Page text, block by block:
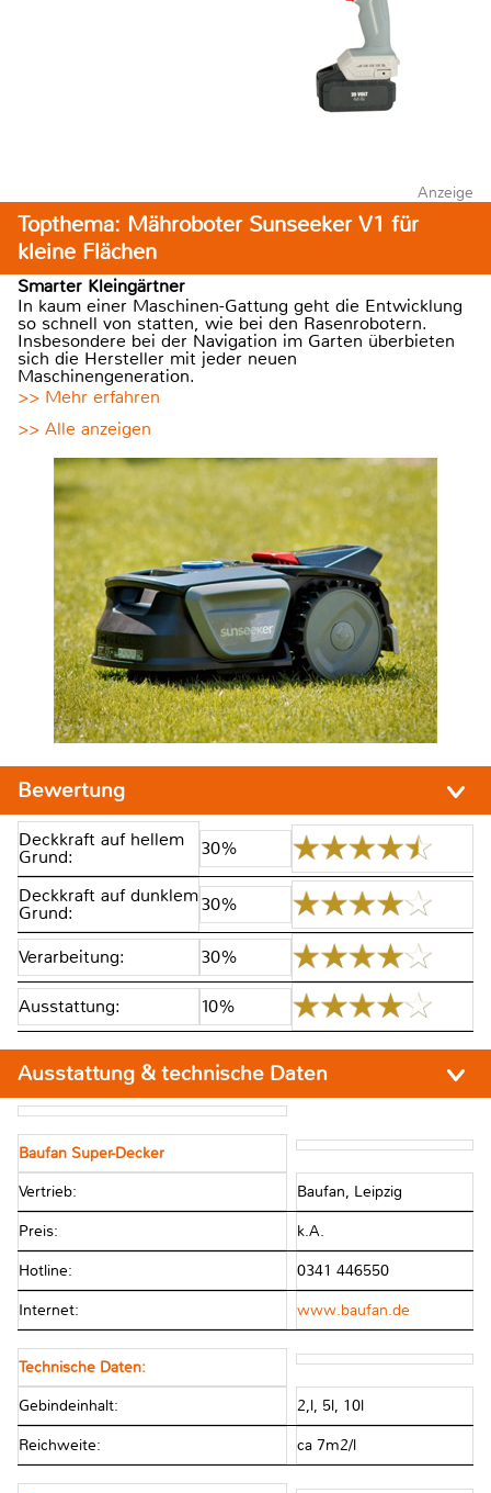
Anzeige
Topthema: Mähroboter Sunseeker V1 für
kleine Flächen
Smarter Kleingärtner
In kaum einer Maschinen-Gattung geht die Entwicklung
so schnell von statten, wie bei den Rasenrobotern.
Insbesondere bei der Navigation im Garten überbieten
sich die Hersteller mit jeder neuen
Maschinengeneration.
>> Mehr erfahren
>> Alle anzeigen
Bewertung
Deckkraft auf hellem
Grund: 30%
Deckkraft auf dunklem
Grund: 30%
Verarbeitung: 30%
Ausstattung: 10%
Ausstattung & technische Daten
Baufan Super-Decker
Vertrieb: Baufan, Leipzig
Preis: k.A.
Hotline: 0341 446550
Internet: www.baufan.de
Technische Daten:
Gebindeinhalt: 2,l, 5l, 10l
Reichweite: ca 7m2/l